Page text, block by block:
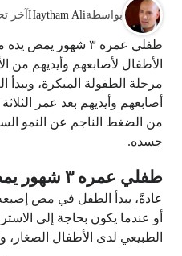
بواسطةHaytham Aliآخر
طفلي عمره ٣ شهور
الأطفال لأصابعهم وأيديهم من
مرحلة الطفولة المبكرة،
أصابعهم وأيديهم بعد عمر
من الضغط الناجم عن النمو
جسده.
طفلي عمره ٣ شهور يمص يده
عادةً، يبدأ الطفل في مص
أو عندما يكون بحاجة إلى
الطبيعي لدى الأطفال الصغار،